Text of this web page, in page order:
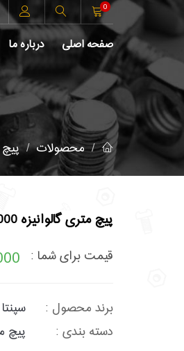
0
صفحه اصلی درباره ما
محصولات
پیچ متری گالوانیزه 1000 ، M20
قیمت برای شما :
برند محصول :
دسته بندی :
پیچ